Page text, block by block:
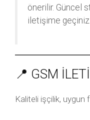
önerilir. Güncel
iletişime geçiniz.
📍 GSM
Kaliteli işçilik, uygun